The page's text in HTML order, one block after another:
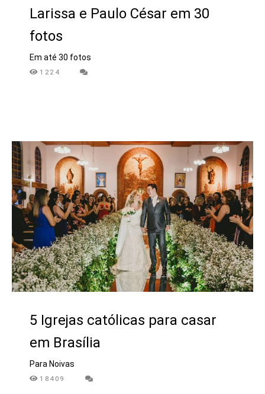
Larissa e Paulo César em 30
fotos
Em até 30 fotos
1224
5 Igrejas católicas para casar
em Brasília
Para Noivas
18409